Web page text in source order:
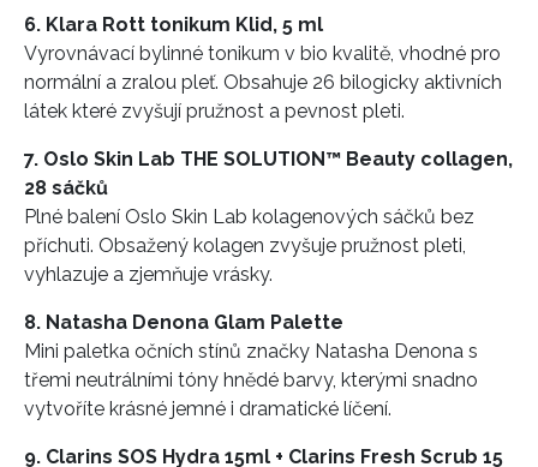
6. Klara Rott tonikum Klid, 5 ml
Vyrovnávací bylinné tonikum v bio kvalitě, vhodné pro
normální a zralou pleť. Obsahuje 26 bilogicky aktivních
látek které zvyšují pružnost a pevnost pleti.
7. Oslo Skin Lab THE SOLUTION™ Beauty collagen,
28 sáčků
Plné balení Oslo Skin Lab kolagenových sáčků bez
příchuti. Obsažený kolagen zvyšuje pružnost pleti,
vyhlazuje a zjemňuje vrásky.
8. Natasha Denona Glam Palette
Mini paletka očních stínů značky Natasha Denona s
třemi neutrálními tóny hnědé barvy, kterými snadno
vytvoříte krásné jemné i dramatické líčení.
9. Clarins SOS Hydra 15ml + Clarins Fresh Scrub 15